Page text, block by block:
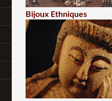
Bijoux Ethniques